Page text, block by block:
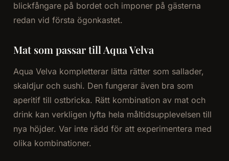
blickfångare på bordet och imponer på gästerna
redan vid första ögonkastet.
Mat som passar till Aqua Velva
Aqua Velva kompletterar lätta rätter som sallader,
skaldjur och sushi. Den fungerar även bra som
aperitif till ostbricka. Rätt kombination av mat och
drink kan verkligen lyfta hela måltidsupplevelsen till
nya höjder. Var inte rädd för att experimentera med
olika kombinationer.